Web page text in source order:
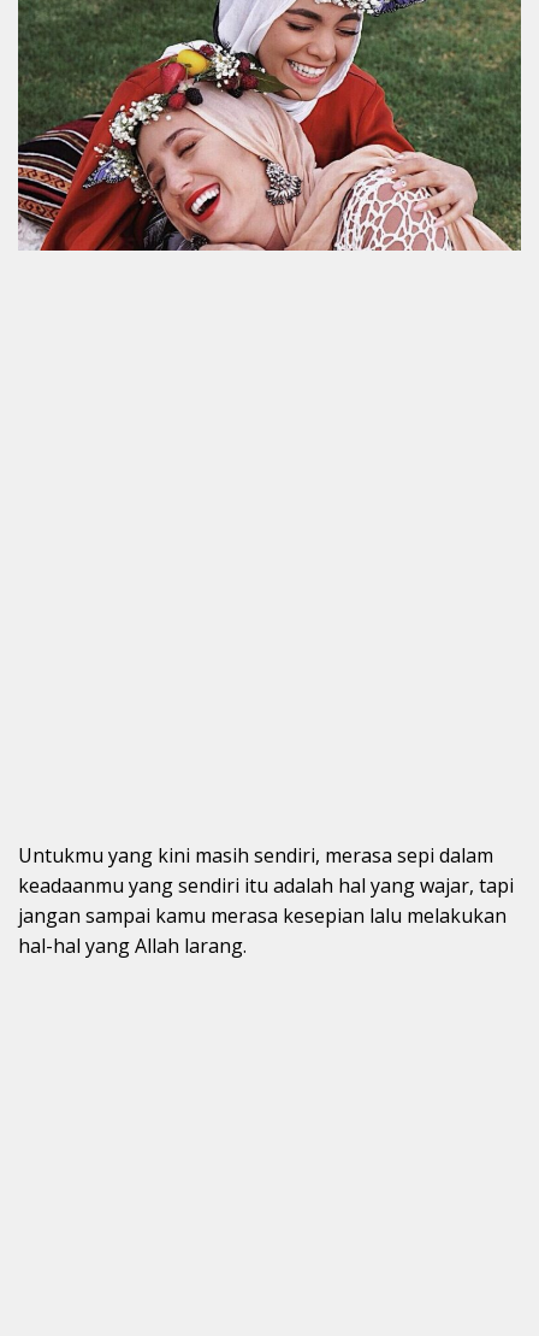
Untukmu yang kini masih sendiri, merasa sepi dalam
keadaanmu yang sendiri itu adalah hal yang wajar, tapi
jangan sampai kamu merasa kesepian lalu melakukan
hal-hal yang Allah larang.